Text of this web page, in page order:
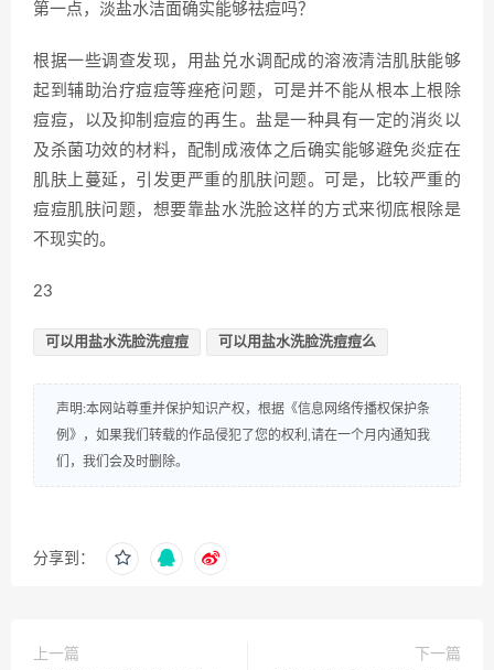
第一点，淡盐水洁面确实能够祛痘吗？
根据一些调查发现，用盐兑水调配成的溶液清洁肌肤能够
起到辅助治疗痘痘等痤疮问题，可是并不能从根本上根除
痘痘，以及抑制痘痘的再生。盐是一种具有一定的消炎以
及杀菌功效的材料，配制成液体之后确实能够避免炎症在
肌肤上蔓延，引发更严重的肌肤问题。可是，比较严重的
痘痘肌肤问题，想要靠盐水洗脸这样的方式来彻底根除是
不现实的。
23
可以用盐水洗脸洗痘痘 可以用盐水洗脸洗痘痘么
声明:本网站尊重并保护知识产权，根据《信息网络传播权保护条
例》，如果我们转载的作品侵犯了您的权利,请在一个月内通知我
们，我们会及时删除。
分享到：
上一篇
下一篇